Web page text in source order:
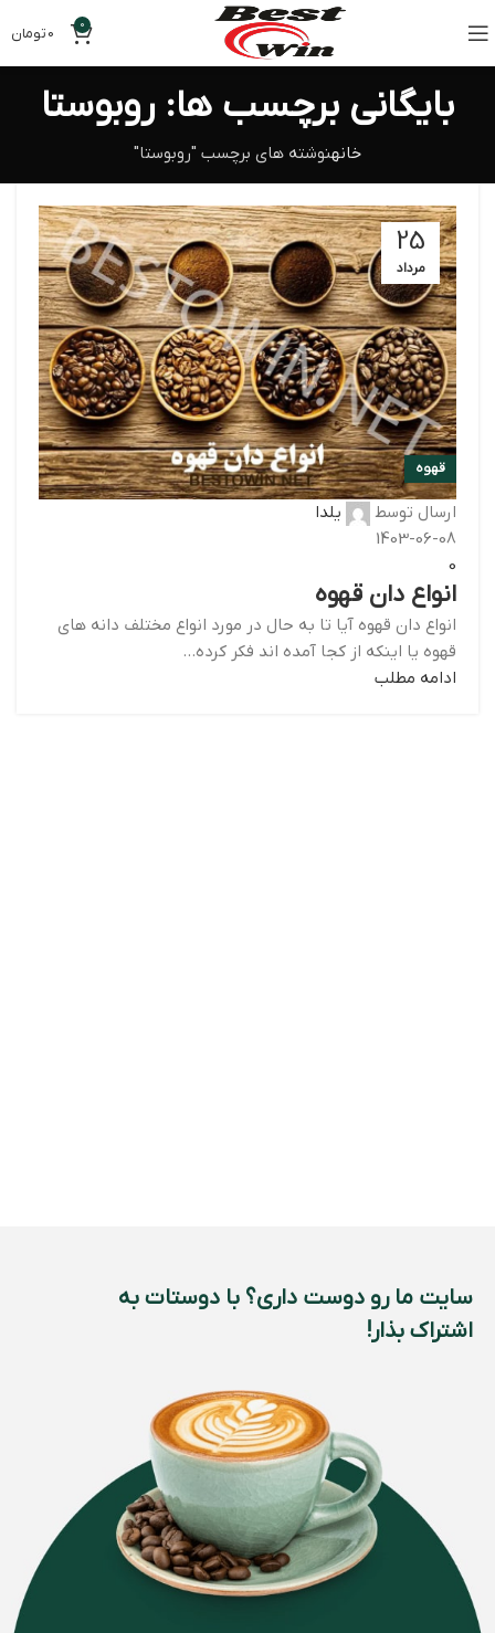
0
0تومان
بایگانی برچسب ها: روبوستا
خانهنوشته های برچسب "روبوستا"
25
مرداد
قهوه
ارسال توسط
یلدا
1403-06-08
0
انواع دان قهوه
انواع دان قهوه آیا تا به حال در مورد انواع مختلف دانه های
قهوه یا اینکه از کجا آمده اند فکر کرده...
ادامه مطلب
سایت ما رو دوست داری؟ با دوستات به
اشتراک بذار!